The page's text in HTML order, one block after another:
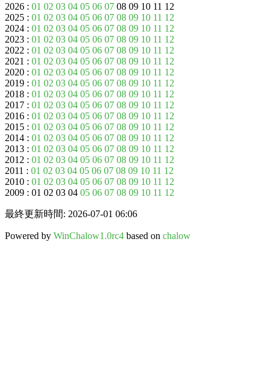
2026 : 01 02 03 04 05 06 07 08 09 10 11 12
2025 : 01 02 03 04 05 06 07 08 09 10 11 12
2024 : 01 02 03 04 05 06 07 08 09 10 11 12
2023 : 01 02 03 04 05 06 07 08 09 10 11 12
2022 : 01 02 03 04 05 06 07 08 09 10 11 12
2021 : 01 02 03 04 05 06 07 08 09 10 11 12
2020 : 01 02 03 04 05 06 07 08 09 10 11 12
2019 : 01 02 03 04 05 06 07 08 09 10 11 12
2018 : 01 02 03 04 05 06 07 08 09 10 11 12
2017 : 01 02 03 04 05 06 07 08 09 10 11 12
2016 : 01 02 03 04 05 06 07 08 09 10 11 12
2015 : 01 02 03 04 05 06 07 08 09 10 11 12
2014 : 01 02 03 04 05 06 07 08 09 10 11 12
2013 : 01 02 03 04 05 06 07 08 09 10 11 12
2012 : 01 02 03 04 05 06 07 08 09 10 11 12
2011 : 01 02 03 04 05 06 07 08 09 10 11 12
2010 : 01 02 03 04 05 06 07 08 09 10 11 12
2009 : 01 02 03 04 05 06 07 08 09 10 11 12
最終更新時間: 2026-07-01 06:06
Powered by WinChalow1.0rc4 based on chalow